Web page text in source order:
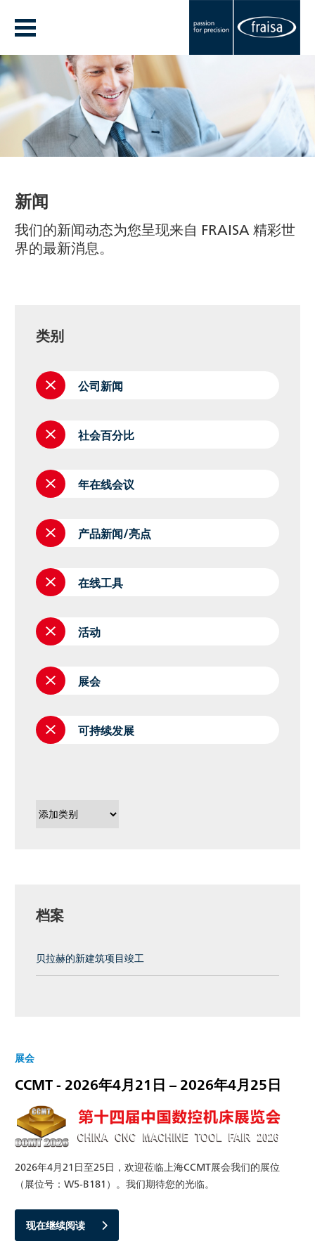
新闻
我们的新闻动态为您呈现来自 FRAISA 精彩世
界的最新消息。
展会
CCMT - 2026年4月21日 – 2026年4月25日
2026年4月21日至25日，欢迎莅临上海CCMT展会我们的展位
（展位号：W5-B181）。我们期待您的光临。
现在继续阅读
类别
公司新闻
社会百分比
年在线会议
产品新闻/亮点
在线工具
活动
展会
可持续发展
档案
贝拉赫的新建筑项目竣工